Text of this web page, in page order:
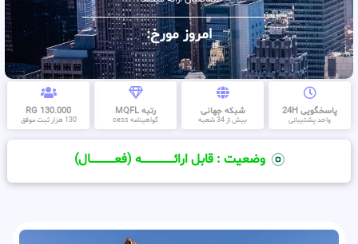
امروز مورخ:
پاسخگویی 24H
واحد پشتیبانی
شبکه جهانی
بیش از 34 شعبه
رتبه MQFL
گواهینامه cess
130.000 RG
130 هزار ثبت موفق
وضعیت : قابل ارائــــــــــــــــــــه (فعـــــــــــــــال)